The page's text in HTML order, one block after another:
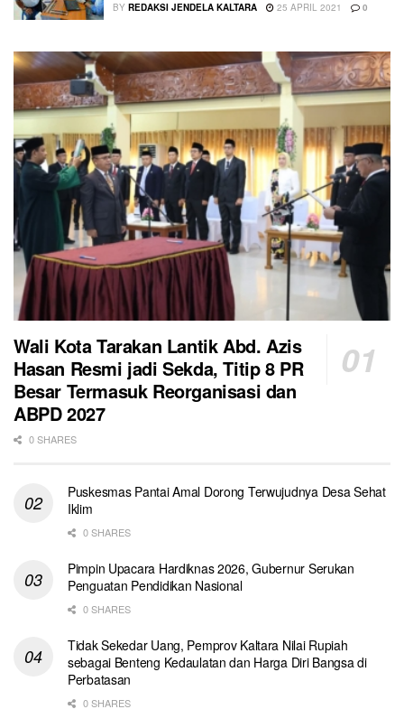
BY REDAKSI JENDELA KALTARA 25 APRIL 2021 0
Wali Kota Tarakan Lantik Abd. Azis
Hasan Resmi jadi Sekda, Titip 8 PR
Besar Termasuk Reorganisasi dan
ABPD 2027
0 SHARES
Puskesmas Pantai Amal Dorong Terwujudnya Desa Sehat
Iklim
0 SHARES
Pimpin Upacara Hardiknas 2026, Gubernur Serukan
Penguatan Pendidikan Nasional
0 SHARES
Tidak Sekedar Uang, Pemprov Kaltara Nilai Rupiah
sebagai Benteng Kedaulatan dan Harga Diri Bangsa di
Perbatasan
0 SHARES